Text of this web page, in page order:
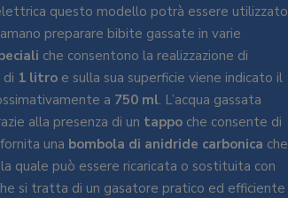
questo modello potrà essere utilizzato
preparare bibite gassate in varie
che consentono la realizzazione di
di 1 litro e sulla sua superficie viene indicato il
a 750 ml. L’acqua gassata
alla presenza di un tappo che consente di
una bombola di anidride carbonica che
quale può essere ricaricata o sostituita con
si tratta di un gasatore pratico ed efficiente